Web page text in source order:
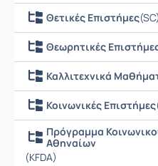
Θετικές Επιστήμες(SC)
Θεωρητικές
Καλλιτεχνικά
Κοινωνικές Επιστήμες
Πρόγραμμα
Αθηναίων
(KFDA)